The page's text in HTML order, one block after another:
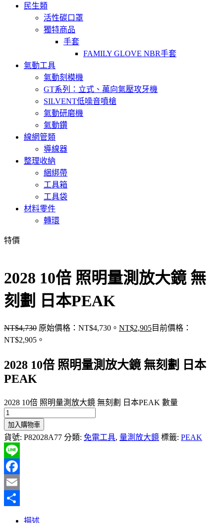
民生類
活性碳口罩
獨特商品
手套
FAMILY GLOVE NBR手套
氣動工具
氣動刻模機
GT系列：立式、萬向氣壓攻牙機
SILVENT低噪音噴槍
氣動研磨機
氣動鑽
線網管類
導線器
整理收納
綑綁帶
工具箱
工具袋
材料零件
轉環
特價
2028 10倍 照明量測放大鏡 無
刻劃 日本PEAK
NT$4,730 原始價格：NT$4,730。 NT$2,905目前價格：
NT$2,905。
2028 10倍 照明量測放大鏡 無刻劃 日本
PEAK
2028 10倍 照明量測放大鏡 無刻劃 日本PEAK 數量
加入購物車
貨號: P82028A77 分類: 免電工具, 量測放大鏡 標籤: PEAK
Line
Facebook
Email
描述